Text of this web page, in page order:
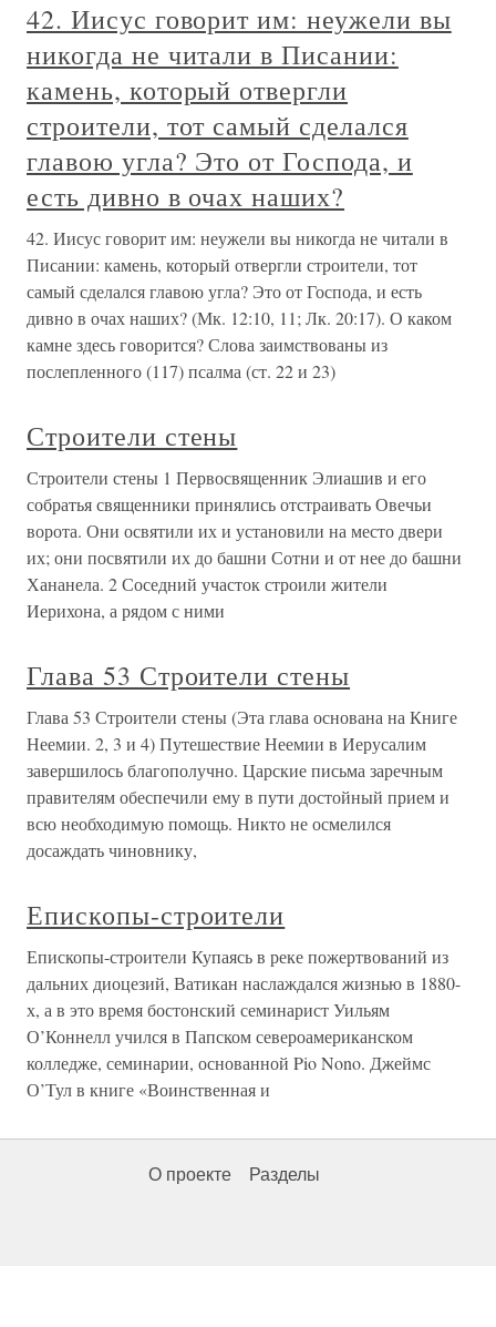
42. Иисус говорит им: неужели вы
никогда не читали в Писании:
камень, который отвергли
строители, тот самый сделался
главою угла? Это от Господа, и
есть дивно в очах наших?
42. Иисус говорит им: неужели вы никогда не читали в
Писании: камень, который отвергли строители, тот
самый сделался главою угла? Это от Господа, и есть
дивно в очах наших? (Мк. 12:10, 11; Лк. 20:17). О каком
камне здесь говорится? Слова заимствованы из
послепленного (117) псалма (ст. 22 и 23)
Строители стены
Строители стены 1 Первосвященник Элиашив и его
собратья священники принялись отстраивать Овечьи
ворота. Они освятили их и установили на место двери
их; они посвятили их до башни Сотни и от нее до башни
Хананела. 2 Соседний участок строили жители
Иерихона, а рядом с ними
Глава 53 Строители стены
Глава 53 Строители стены (Эта глава основана на Книге
Неемии. 2, 3 и 4) Путешествие Неемии в Иерусалим
завершилось благополучно. Царские письма заречным
правителям обеспечили ему в пути достойный прием и
всю необходимую помощь. Никто не осмелился
досаждать чиновнику,
Епископы-строители
Епископы-строители Купаясь в реке пожертвований из
дальних диоцезий, Ватикан наслаждался жизнью в 1880-
х, а в это время бостонский семинарист Уильям
О’Коннелл учился в Папском североамериканском
колледже, семинарии, основанной Pio Nono. Джеймс
О’Тул в книге «Воинственная и
О проекте Разделы